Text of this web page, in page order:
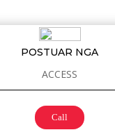
POSTUAR NGA
ACCESS
Call